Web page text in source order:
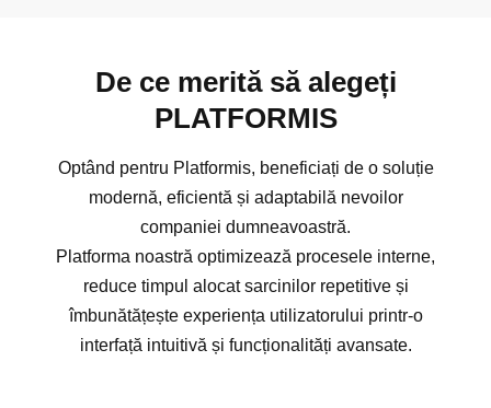
De ce merită să alegeți
PLATFORMIS
Optând pentru Platformis, beneficiați de o soluție
modernă, eficientă și adaptabilă nevoilor
companiei dumneavoastră.
Platforma noastră optimizează procesele interne,
reduce timpul alocat sarcinilor repetitive și
îmbunătățește experiența utilizatorului printr-o
interfață intuitivă și funcționalități avansate.